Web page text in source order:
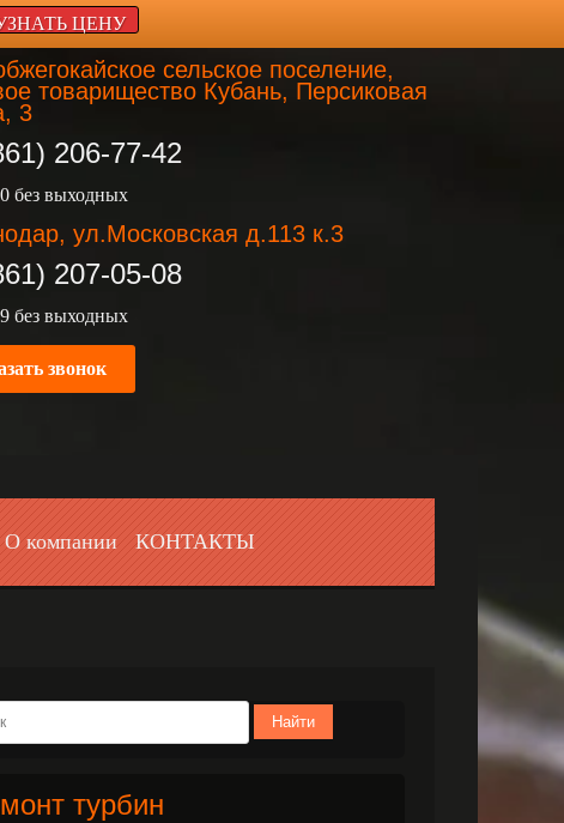
ЦЕНУ
сельское поселение,
товарищество Кубань, Персиковая
3
206-77-42
без выходных
ул.Московская д.113 к.3
207-05-08
без выходных
звонок
О компании КОНТАКТЫ
Найти
турбин